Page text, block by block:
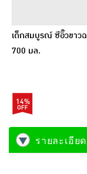
เด็กสมบูรณ์ ซีอิ๊วขาว
700 มล.
14%
รายละเอียด